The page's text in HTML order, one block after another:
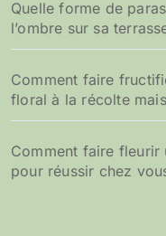
Quelle forme de
l’ombre sur sa
Comment faire
floral à la récolte
Comment faire
pour réussir chez